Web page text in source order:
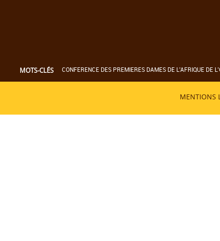
MOTS-CLÉS CONFERENCE DES PREMIERES DAMES DE L'AFRIQUE DE
MENTIONS